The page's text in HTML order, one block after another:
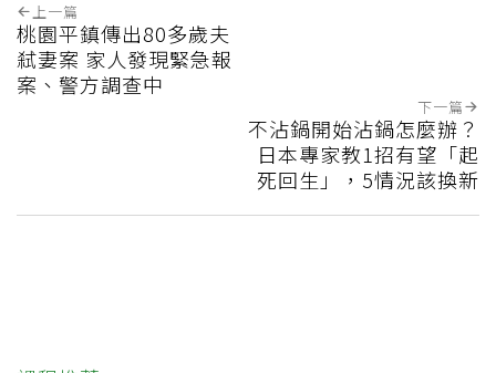
上一篇
桃園平鎮傳出80多歲夫
弒妻案 家人發現緊急報
案、警方調查中
下一篇
不沾鍋開始沾鍋怎麼辦？
日本專家教1招有望「起
死回生」，5情況該換新